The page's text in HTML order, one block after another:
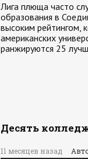
Лига плюща часто
образования в
высоким рейтингом,
американских
ранжируются 25
Десять
11 месяцев назад